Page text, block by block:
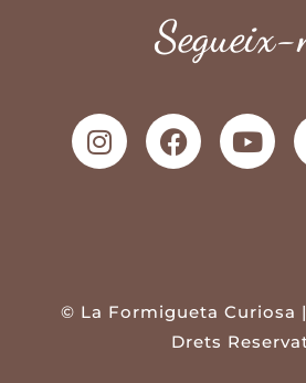
Segueix-
© La Formigueta Curiosa
Drets